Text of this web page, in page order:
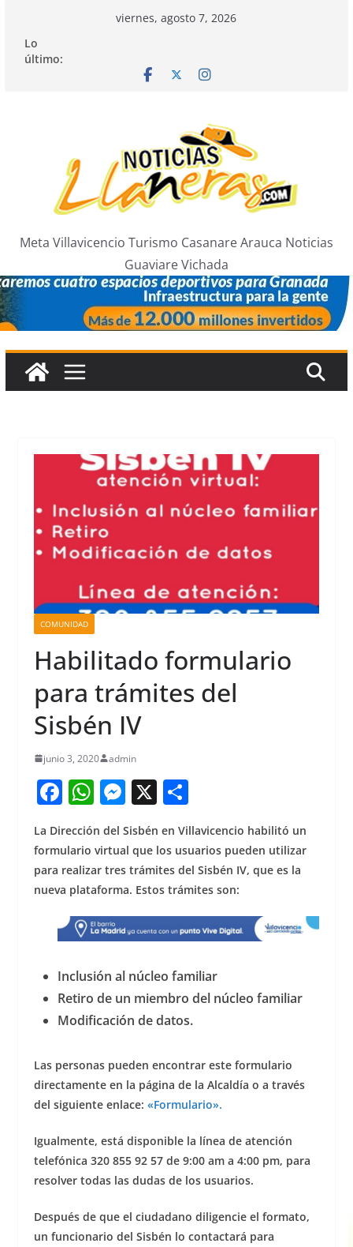
contenido
viernes, agosto 7, 2026
Lo
último:
Meta Villavicencio Turismo Casanare Arauca Noticias
Guaviare Vichada
COMUNIDAD
Habilitado formulario
para trámites del
Sisbén IV
junio 3, 2020 admin
F
c
e
b
o
o
k
W
h
at
s
A
p
p
M
e
ss
e
n
g
er
X S
h
ar
e
La Dirección del Sisbén en Villavicencio habilitó un
formulario virtual que los usuarios pueden utilizar
para realizar tres trámites del Sisbén IV, que es la
nueva plataforma. Estos trámites son:
Inclusión al núcleo familiar
Retiro de un miembro del núcleo familiar
Modificación de datos.
Las personas pueden encontrar este formulario
directamente en la página de la Alcaldía o a través
del siguiente enlace: «Formulario».
Igualmente, está disponible la línea de atención
telefónica 320 855 92 57 de 9:00 am a 4:00 pm, para
resolver todas las dudas de los usuarios.
Después de que el ciudadano diligencie el formato,
un funcionario del Sisbén lo contactará para